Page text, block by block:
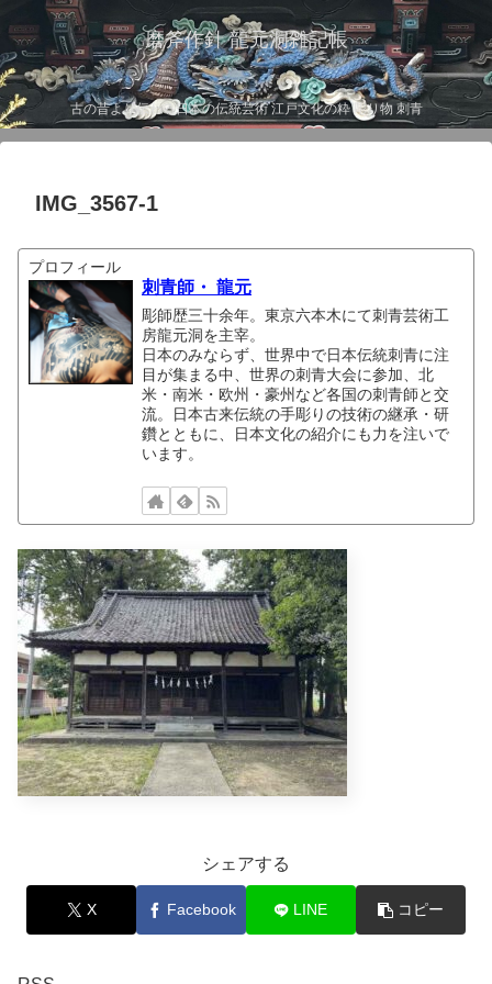
磨斧作針 龍元洞雑記帳
古の昔より伝わる日本の伝統芸術 江戸文化の粋 彫り物 刺青
IMG_3567-1
プロフィール
刺青師・ 龍元
彫師歴三十余年。東京六本木にて刺青芸術工
房龍元洞を主宰。
日本のみならず、世界中で日本伝統刺青に注
目が集まる中、世界の刺青大会に参加、北
米・南米・欧州・豪州など各国の刺青師と交
流。日本古来伝統の手彫りの技術の継承・研
鑽とともに、日本文化の紹介にも力を注いで
います。
シェアする
X Facebook LINE コピー